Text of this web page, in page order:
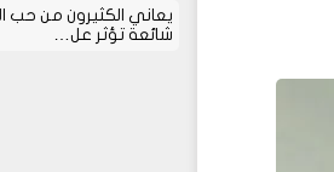
يعاني الكثيرون من
شائعة تؤثر عل…